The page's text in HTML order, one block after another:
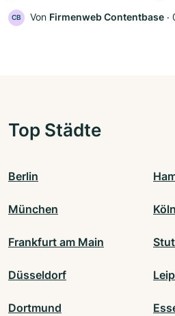
CB Von Firmenweb Contentbase ‧
Top Städte
Berlin
München Köln
Frankfurt am Main
Düsseldorf
Dortmund